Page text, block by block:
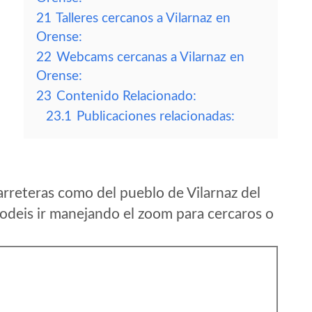
21 Talleres cercanos a Vilarnaz en
Orense:
22 Webcams cercanas a Vilarnaz en
Orense:
23 Contenido Relacionado:
23.1 Publicaciones relacionadas:
como del pueblo de Vilarnaz del
ir manejando el zoom para cercaros o